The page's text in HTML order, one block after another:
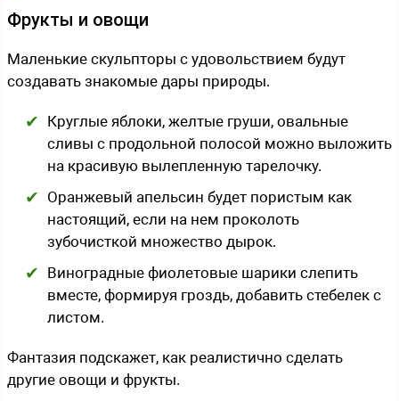
Фрукты и овощи
Маленькие скульпторы с удовольствием будут
создавать знакомые дары природы.
Круглые яблоки, желтые груши, овальные
сливы с продольной полосой можно выложить
на красивую вылепленную тарелочку.
Оранжевый апельсин будет пористым как
настоящий, если на нем проколоть
зубочисткой множество дырок.
Виноградные фиолетовые шарики слепить
вместе, формируя гроздь, добавить стебелек с
листом.
Фантазия подскажет, как реалистично сделать
другие овощи и фрукты.